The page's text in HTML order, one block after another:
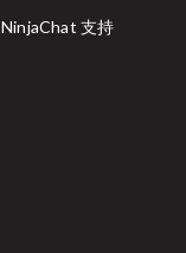
NinjaChat 支持